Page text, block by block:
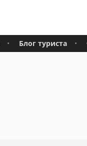
Блог туриста